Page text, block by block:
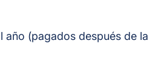
(pagados después de la